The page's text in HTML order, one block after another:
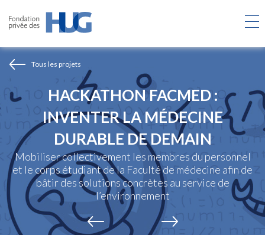
contenu
Tous les projets
HACKATHON FACMED :
INVENTER LA MÉDECINE
DURABLE DE DEMAIN
Mobiliser collectivement les membres du personnel
et le corps étudiant de la Faculté de médecine afin de
bâtir des solutions concrètes au service de
l’environnement